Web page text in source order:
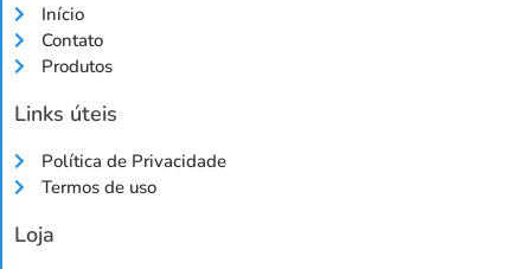
Início
Contato
Produtos
Links úteis
Política de Privacidade
Termos de uso
Loja